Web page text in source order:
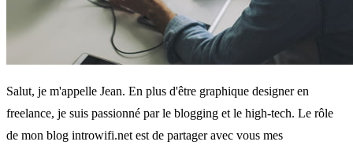
Salut, je m'appelle Jean. En plus d'être graphique designer en
freelance, je suis passionné par le blogging et le high-tech. Le rôle
de mon blog introwifi.net est de partager avec vous mes